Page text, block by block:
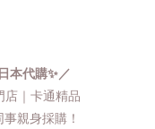
代購✨／
店｜卡通精品
親身採購！